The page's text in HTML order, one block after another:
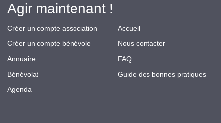
Agir maintenant !
Créer un compte association
Créer un compte bénévole
Annuaire
Bénévolat
Agenda
Accueil
Nous contacter
FAQ
Guide des bonnes pratiques